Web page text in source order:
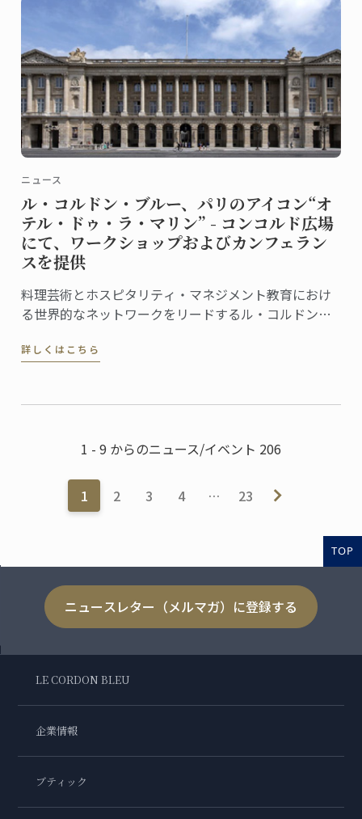
ニュース
ル・コルドン・ブルー、パリのアイコン“オ
テル・ドゥ・ラ・マリン” - コンコルド広場
にて、ワークショップおよびカンフェラン
スを提供
料理芸術とホスピタリティ・マネジメント教育におけ
る世界的なネットワークをリードするル・コルドン・
des Monuments Nationaux, CMN）より、パリのオテ
詳しくはこちら
1 - 9 からのニュース/イベント 206
1 2 3 4 … 23
TOP
ニュースレター（メルマガ）に登録する
LE CORDON BLEU
企業情報
ブティック